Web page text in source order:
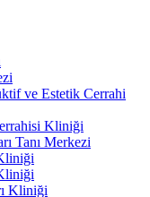
ve Estetik Cerrahi
Kliniği
Tanı Merkezi
Kliniği